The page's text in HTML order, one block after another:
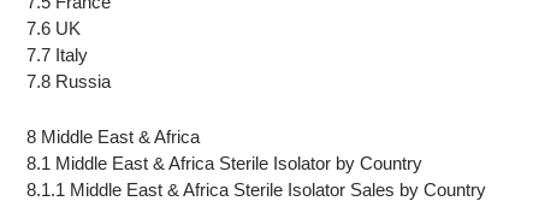
7.6 UK
7.7 Italy
7.8 Russia
8 Middle East & Africa
8.1 Middle East & Africa Sterile Isolator by Country
8.1.1 Middle East & Africa Sterile Isolator Sales by Country